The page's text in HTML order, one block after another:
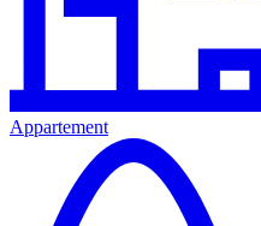
Appartement